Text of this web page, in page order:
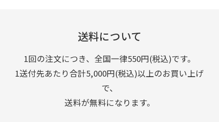
送料について
1回の注文につき、全国一律550円(税込)です。
1送付先あたり合計5,000円(税込)以上のお買い上げ
で、
送料が無料になります。